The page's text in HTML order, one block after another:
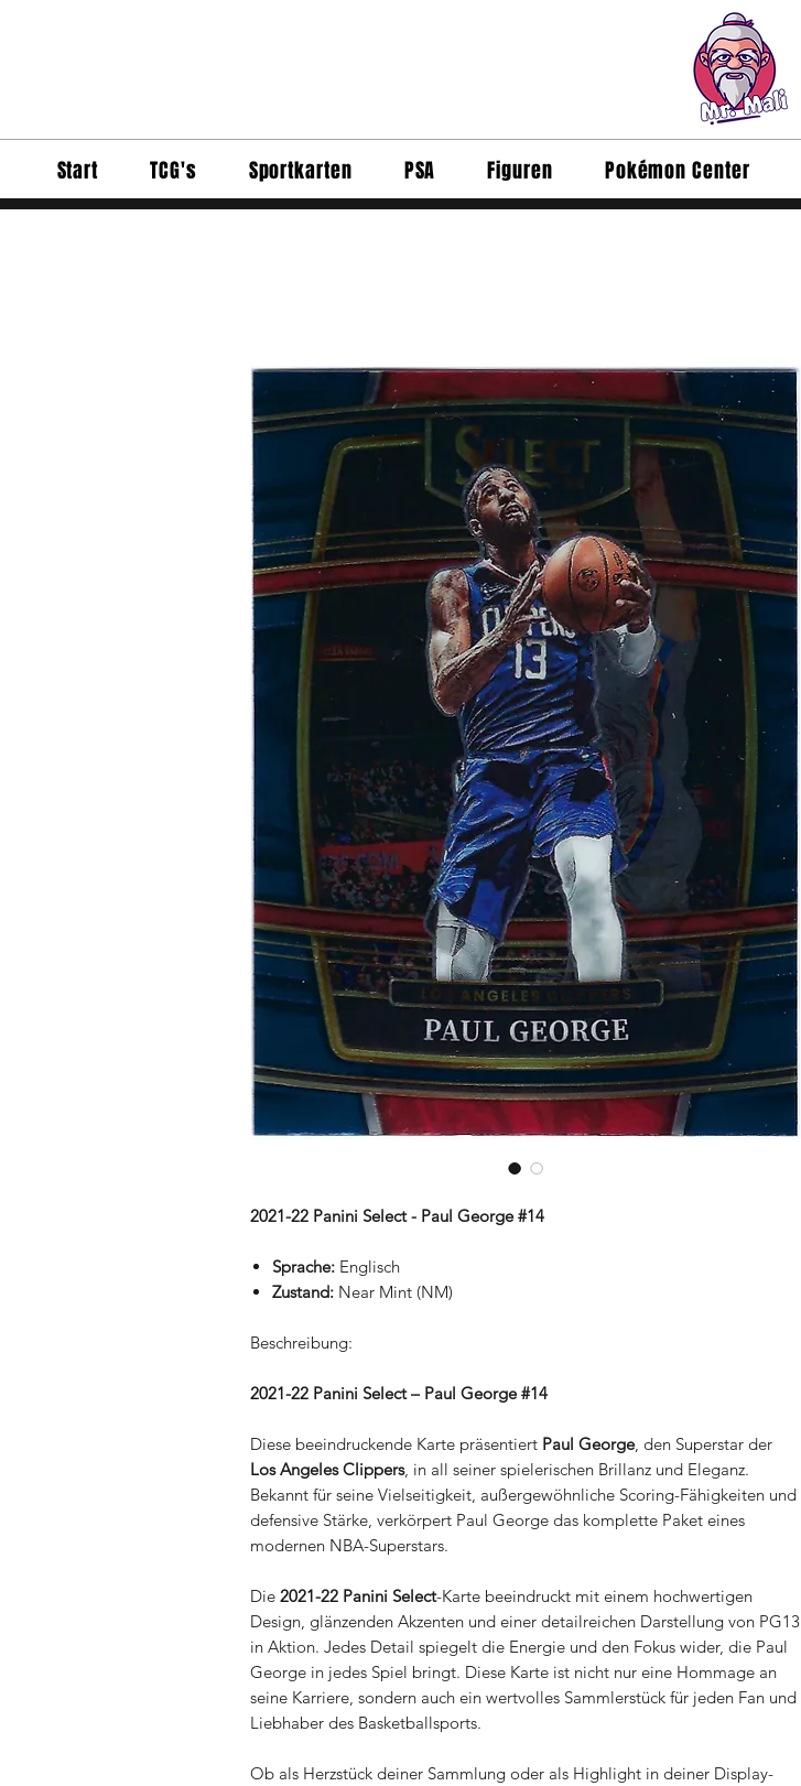
Start TCG's Sportkarten PSA Figuren Pokémon Center
2021-22 Panini Select - Paul George #14
Sprache: Englisch
Zustand: Near Mint (NM)
Beschreibung:
2021-22 Panini Select – Paul George #14
Diese beeindruckende Karte präsentiert Paul George, den Superstar der
Los Angeles Clippers, in all seiner spielerischen Brillanz und Eleganz.
Bekannt für seine Vielseitigkeit, außergewöhnliche Scoring-Fähigkeiten und
defensive Stärke, verkörpert Paul George das komplette Paket eines
modernen NBA-Superstars.
Die 2021-22 Panini Select-Karte beeindruckt mit einem hochwertigen
Design, glänzenden Akzenten und einer detailreichen Darstellung von PG13
in Aktion. Jedes Detail spiegelt die Energie und den Fokus wider, die Paul
George in jedes Spiel bringt. Diese Karte ist nicht nur eine Hommage an
seine Karriere, sondern auch ein wertvolles Sammlerstück für jeden Fan und
Liebhaber des Basketballsports.
Ob als Herzstück deiner Sammlung oder als Highlight in deiner Display-